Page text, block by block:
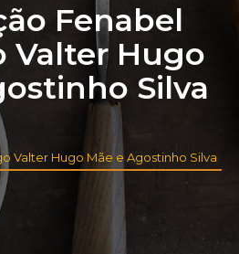
Fenabel
Valter Hugo
Silva
Valter Hugo Mãe e Agostinho Silva